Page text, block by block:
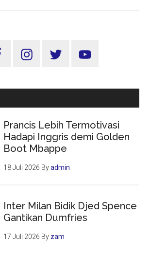
Singkirkan
Hidupmu
Prancis Lebih Termotivasi
Hadapi Inggris demi Golden
Boot Mbappe
18 Juli 2026 Byadmin
Inter Milan Bidik Djed Spence
Gantikan Dumfries
17 Juli 2026 By zam